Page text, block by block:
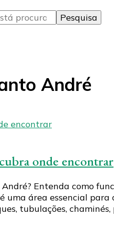
André
onde encontrar
Entenda como
uma área essencial
tubulações,